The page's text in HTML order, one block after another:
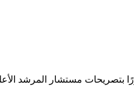
بتصريحات مستشار المرشد